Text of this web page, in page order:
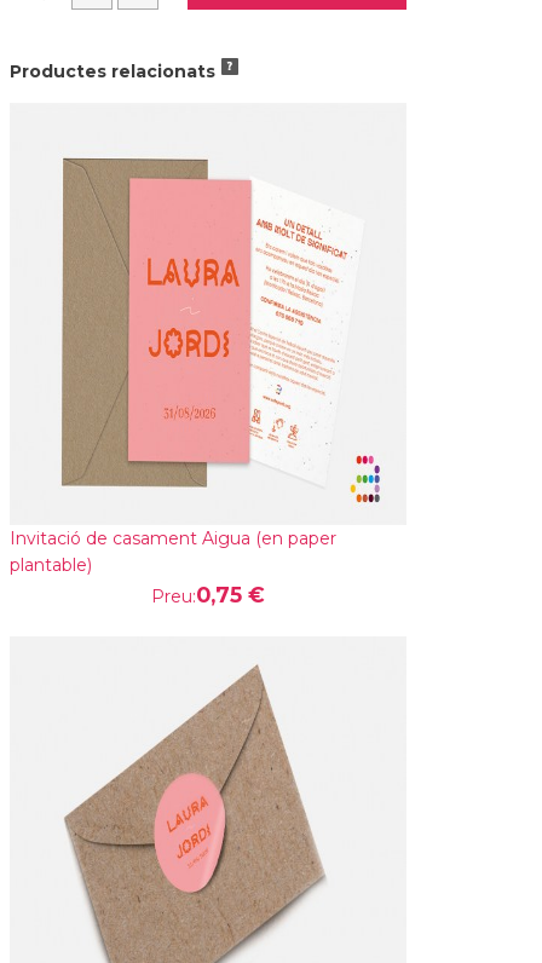
Productes relacionats
Invitació de casament Aigua (en paper
plantable)
Preu:0,75 €